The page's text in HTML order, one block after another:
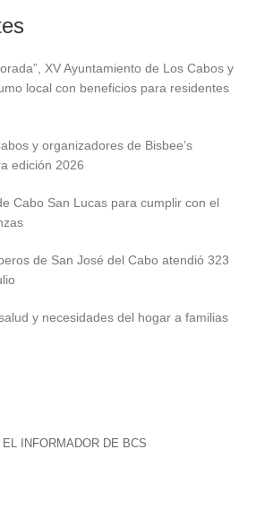
XV Ayuntamiento de Los Cabos y
local con beneficios para residentes
y organizadores de Bisbee’s
edición 2026
Cabo San Lucas para cumplir con el
de San José del Cabo atendió 323
y necesidades del hogar a familias
INFORMADOR DE BCS